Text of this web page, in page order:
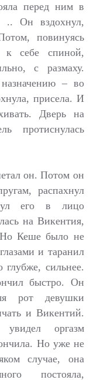
перед ним в
.. Он вздохнул,
повинуясь
к себе спиной,
с размаху.
– во
присела. И
Дверь на
протиснулась
он. Потом он
распахнул
его в лицо
на Викентия,
Но Кеше было не
и таранил
глубже, сильнее.
быстро. Он
рот девушки
и Викентий.
оргазм
Но уже не
случае, она
постояла,